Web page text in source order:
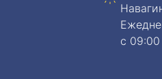
c 09:00